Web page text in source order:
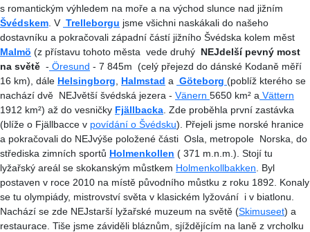
s romantickým výhledem na moře a na východ slunce nad jižním
Švédskem . V Trelleborgu jsme všichni naskákali do našeho
dostavníku a pokračovali západní částí jižního Švédska kolem měst
Malmö (z přístavu tohoto města vede druhý NEJdelší pevný most
na světě - Öresund - 7 845m (celý přejezd do dánské Kodaně měří
16 km), dále Helsingborg Halmstad a Göteborg (poblíž kterého se
nachází dvě NEJvětší švédská jezera - Vänern 5650 km² a Vättern
1912 km²) až do vesničky Fjällbacka . Zde proběhla první zastávka
(blíže o Fjällbacce v povídání o Švédsku). Přejeli jsme norské hranice
a pokračovali do NEJvýše položené části Osla, metropole Norska, do
střediska zimních sportů Holmenkollen ( 371 m.n.m.). Stojí tu
lyžařský areál se skokanským můstkem Holmenkollbakken . Byl
postaven v roce 2010 na místě původního můstku z roku 1892. Konaly
se tu olympiády, mistrovství světa v klasickém lyžování i v biatlonu.
Nachází se zde NEJstarší lyžařské muzeum na světě (Skimuseet) a
restaurace. Tiše jsme záviděli bláznům, sjíždějícím na laně z vrcholku